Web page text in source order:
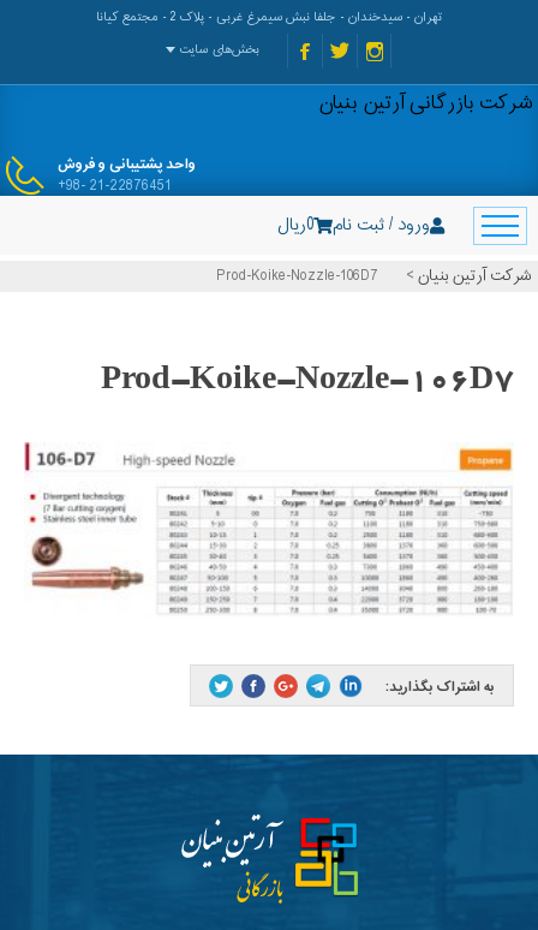
تهران - سیدخندان - جلفا نبش سیمرغ غربی - پلاک 2 - مجتمع کیانا
بخش‌های سایت
شرکت بازرگانی آرتین بنیان
واحد پشتیبانی و فروش
+98- 21-22876451
ورود / ثبت نام 0ریال
شرکت آرتین بنیان>
Prod-Koike-Nozzle-106D7
Prod-Koike-Nozzle-106D7
به اشتراک بگذارید: